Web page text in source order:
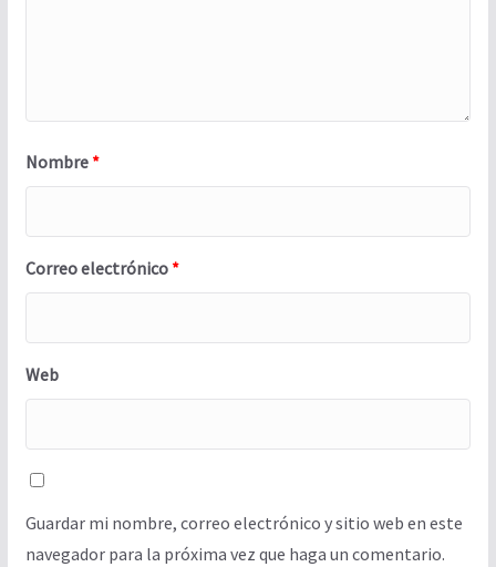
Nombre *
Correo electrónico *
Web
Guardar mi nombre, correo electrónico y sitio web en este
navegador para la próxima vez que haga un comentario.